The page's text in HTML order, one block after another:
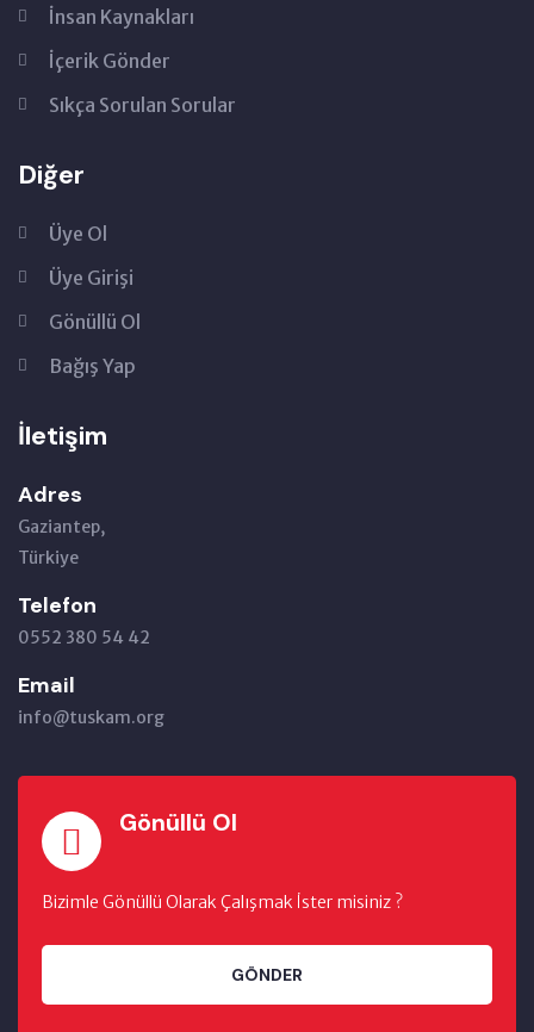
İnsan Kaynakları
İçerik Gönder
Sıkça Sorulan Sorular
Diğer
Üye Ol
Üye Girişi
Gönüllü Ol
Bağış Yap
İletişim
Adres
Gaziantep,
Türkiye
Telefon
0552 380 54 42
Email
info@tuskam.org
Gönüllü Ol
Bizimle Gönüllü Olarak Çalışmak İster misiniz ?
GÖNDER